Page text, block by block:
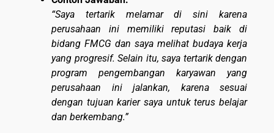
“Saya tertarik melamar di sini karena
perusahaan ini memiliki reputasi baik di
bidang FMCG dan saya melihat budaya kerja
yang progresif. Selain itu, saya tertarik dengan
program pengembangan karyawan yang
perusahaan ini jalankan, karena sesuai
dengan tujuan karier saya untuk terus belajar
dan berkembang.”